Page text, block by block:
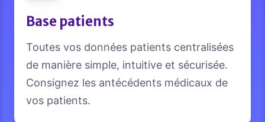
Base patients
Toutes vos données patients centralisées
de manière simple, intuitive et sécurisée.
Consignez les antécédents médicaux de
vos patients.